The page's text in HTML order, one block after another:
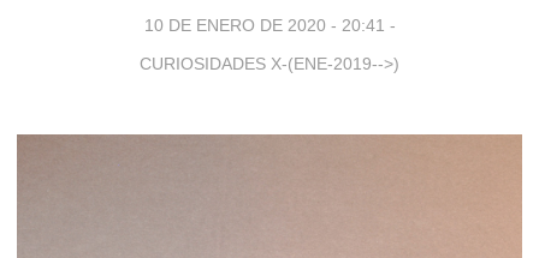
10 DE ENERO DE 2020 - 20:41 -
CURIOSIDADES X-(ENE-2019-->)